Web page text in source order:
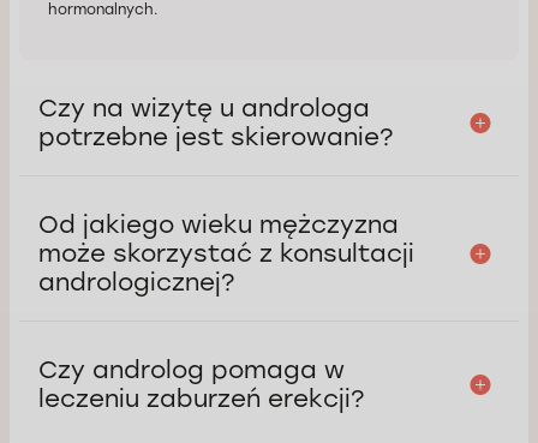
hormonalnych.
Czy na wizytę u androloga
potrzebne jest skierowanie?
Od jakiego wieku mężczyzna
może skorzystać z konsultacji
andrologicznej?
Czy androlog pomaga w
leczeniu zaburzeń erekcji?